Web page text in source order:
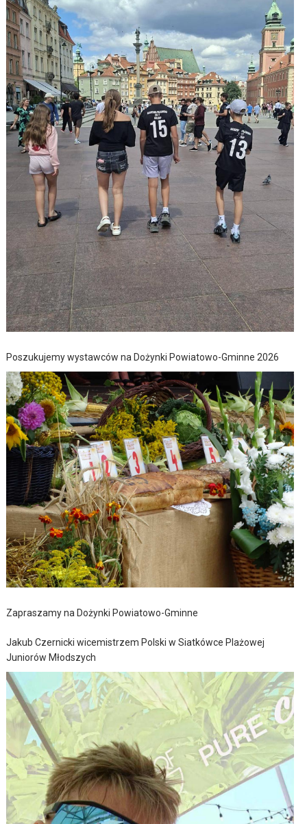
Poszukujemy wystawców na Dożynki Powiatowo-Gminne 2026
Zapraszamy na Dożynki Powiatowo-Gminne
Jakub Czernicki wicemistrzem Polski w Siatkówce Plażowej
Juniorów Młodszych